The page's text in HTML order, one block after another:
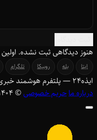
هنوز دیدگاهی ثبت نشده. اولین
ایتا بله روبیکا تلگرام
ایذه۲۴ — پلتفرم هوشمند
درباره ماحریم خصوصی© ۱۴۰۴–1405 تمامی حقوق محفوظ است